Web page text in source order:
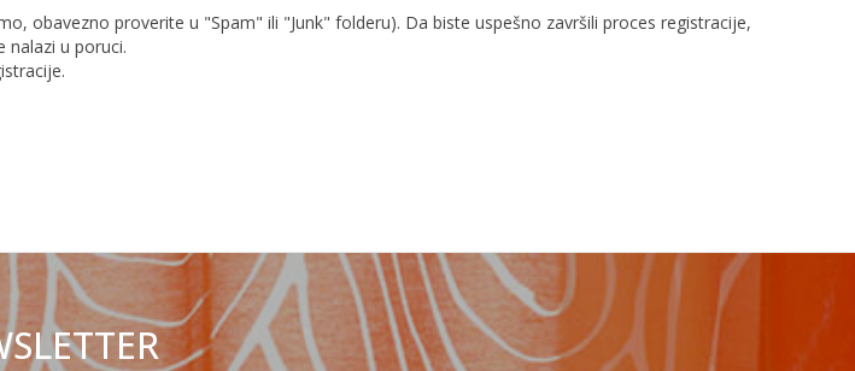
obavezno proverite u "Spam" ili "Junk" folderu). Da biste uspešno završili proces registracije,
u poruci.